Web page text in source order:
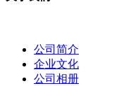
公司简介
企业文化
公司相册